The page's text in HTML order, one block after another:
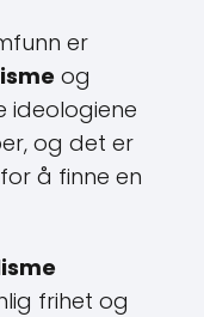
er
og
ideologiene
og det er
å finne en
frihet og